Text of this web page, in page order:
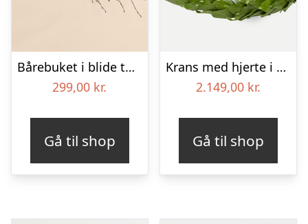
Bårebuket i blide toner
299,00 kr.
Gå til shop
Krans med hjerte i klassisk stil – rød og hvid
2.149,00 kr.
Gå til shop